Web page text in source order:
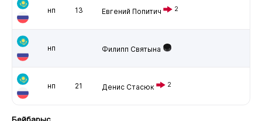
нп 13 Евгений Попитич 2
нп Филипп Святына
нп 21 Денис Стасюк 2
Бейбарыс